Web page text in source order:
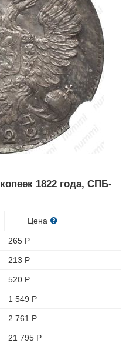
1822 года, СПБ-
Цена
265 Р
213 Р
520 Р
1 549 Р
2 761 Р
21 795 Р